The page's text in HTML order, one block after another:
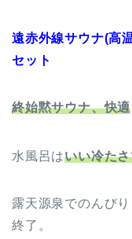
遠赤外線サウナ(
セット
終始黙サウナ、快適
水風呂はいい冷た
露天源泉でのんび
終了。